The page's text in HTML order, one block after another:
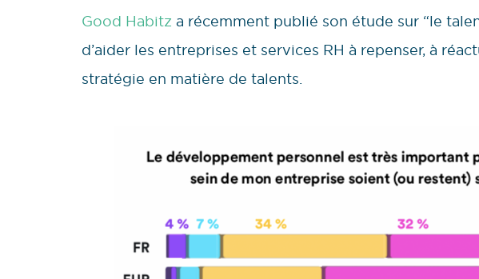
Good Habitz a récemment publié son étude sur “le
d’aider les entreprises et services RH à repenser, à
stratégie en matière de talents.